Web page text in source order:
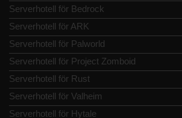
Serverhotell för Bedrock
Serverhotell för ARK
Serverhotell för Palworld
Serverhotell för Project Zomboid
Serverhotell för Rust
Serverhotell för Valheim
Serverhotell för Hytale